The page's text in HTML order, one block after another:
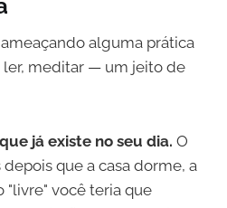
alguma prática
ler, meditar — um jeito de
já existe no seu dia. O
que a casa dorme, a
"livre" você teria que